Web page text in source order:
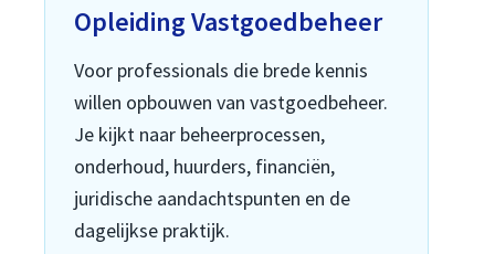
Opleiding Vastgoedbeheer
Voor professionals die brede kennis
willen opbouwen van vastgoedbeheer.
Je kijkt naar beheerprocessen,
onderhoud, huurders, financiën,
juridische aandachtspunten en de
dagelijkse praktijk.